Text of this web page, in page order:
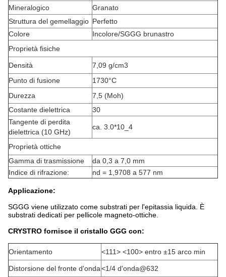
Mineralogico
Granato
Struttura del gemellaggio Perfetto
Colore
Incolore/SGGG brunastro
Proprietà fisiche
Densità
7,09 g/cm3
Punto di fusione
1730°C
Durezza
7,5 (Moh)
Costante dielettrica
30
Tangente di perdita
dielettrica (10 GHz)
ca. 3.0*10_4
Proprietà ottiche
Gamma di trasmissione
da 0,3 a 7,0 mm
Indice di rifrazione:
nd = 1,9708 a 577 nm
Applicazione:
SGGG viene utilizzato come substrati per l'epitassia liquida. È
substrati dedicati per pellicole magneto-ottiche.
CRYSTRO fornisce il cristallo GGG con:
Orientamento <111> <100> entro ±15 arco min
Distorsione del fronte d'onda<1/4 d'onda@632